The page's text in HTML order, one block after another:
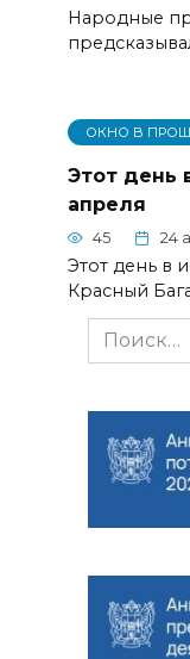
Народные
ОКНО В
Этот день
апреля
45 24
Этот день в
Красный
Search
for: